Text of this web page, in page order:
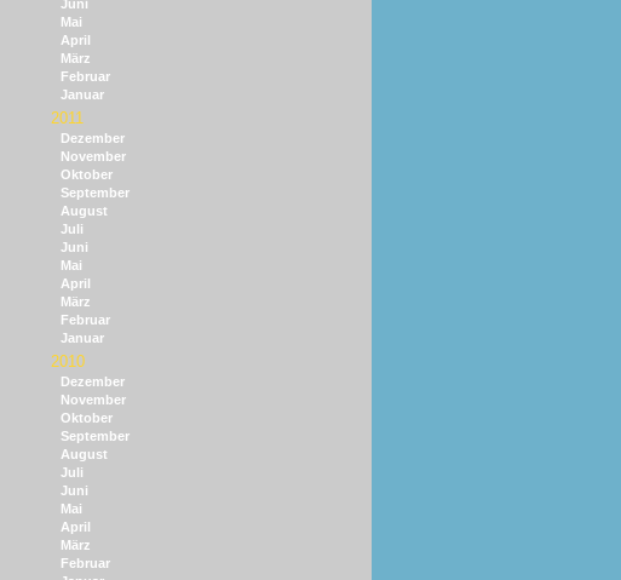
Juni
Mai
April
März
Februar
Januar
2011
Dezember
November
Oktober
September
August
Juli
Juni
Mai
April
März
Februar
Januar
2010
Dezember
November
Oktober
September
August
Juli
Juni
Mai
April
März
Februar